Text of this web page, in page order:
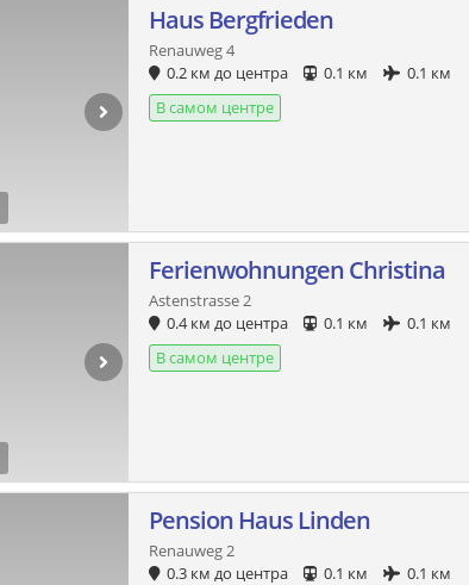
Haus Bergfrieden
Renauweg 4
0.2 км до центра
0.1 км
0.1 км
В самом центре
Ferienwohnungen Christina
Astenstrasse 2
0.4 км до центра
0.1 км
0.1 км
В самом центре
Pension Haus Linden
Renauweg 2
0.3 км до центра
0.1 км 0.1 км